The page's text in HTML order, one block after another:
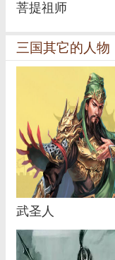
菩提祖师
三国其它的人物
武圣人